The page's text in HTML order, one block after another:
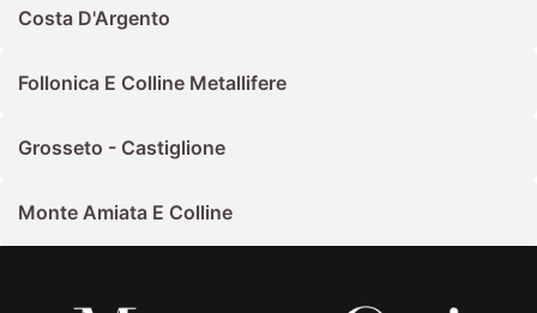
Costa D'Argento
Follonica E Colline Metallifere
Grosseto - Castiglione
Monte Amiata E Colline